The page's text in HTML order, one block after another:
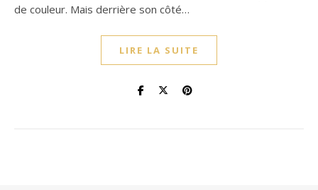
de couleur. Mais derrière son côté…
LIRE LA SUITE